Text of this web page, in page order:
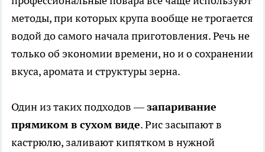
методы, при которых крупа вообще не трогается
водой до самого начала приготовления. Речь не
только об экономии времени, но и о сохранении
вкуса, аромата и структуры зерна.
Один из таких подходов —запаривание
прямиком в сухом виде. Рис засыпают в
кастрюлю, заливают кипятком в нужной